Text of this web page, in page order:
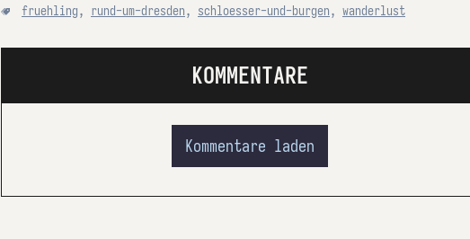
fruehling, rund-um-dresden, schloesser-und-burgen, wanderlust
KOMMENTARE
Kommentare laden